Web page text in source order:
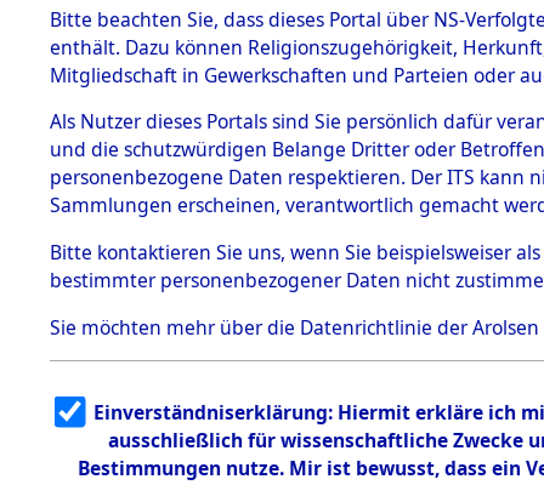
BESTÄNDE
1.
mente
5. Verschiedenes
5.3
Todesmärsche
5.3.1 Alliierte
Erhebungen
zu
Todesmärsch
en
5.3.2
g
5.3.3
Todesmärsch
Landkreis
und
Bitte beachten Sie, dass dieses Portal über NS-
enthält. Dazu können Religionszugehörigkeit,
Mitgliedschaft in Gewerkschaften und Parteien oder
Als Nutzer dieses Portals sind Sie persönlich dafür
und die schutzwürdigen Belange Dritter oder
personenbezogene Daten respektieren. Der ITS
Sammlungen erscheinen, verantwortlich gemacht
Bitte kontaktieren Sie uns, wenn Sie beispielsweiser
bestimmter personenbezogener Daten nicht
Sie möchten mehr über die Datenrichtlinie der Arolsen
Einverständniserklärung: Hiermit erkläre ich
ausschließlich für wissenschaftliche Zwecke
Bestimmungen nutze. Mir ist bewusst, dass ein